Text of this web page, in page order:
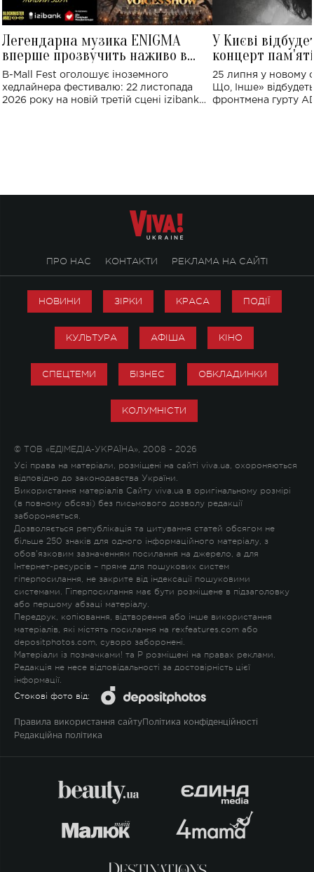
Легендарна музика ENIGMA
вперше прозвучить наживо в
Україні: де відбудеться концерт
B-Mall Fest оголошує іноземного
хедлайнера фестивалю: 22 листопада
2026 року на новій третій сцені izibank
У Києві
концерт
Клименка:
виконають
25 липня у новому
Що, Інше»
фронтмена гурту
ПРО НАС КОНТАКТИ РЕКЛАМА НА САЙТІ
НОВИНИ ЗІРКИ КРАСА ПОДІЇ
КУЛЬТУРА АФІША КІНО
СПЕЦТЕМИ БІЗНЕС ОБКЛАДИНКИ
КОЛУМНІСТИ
© ТОВ «ЕДІМЕДІА-УКРАЇНА», 2008 - 2026
Усі права на матеріали, розміщені на сайті viva.ua, охороняються
відповідно до законодавства України.
Використання матеріалів Сайту viva.ua в оригінальному розмірі
(в повному обсязі) без письмового дозволу редакції
забороняється.
Дозволяється републікація та цитування статей обсягом не
більше 250 знаків для одного інформаційного матеріалу, з
обов'язковим зазначенням посилання на джерело, а для
Інтернет-ресурсів – пряме для пошукових систем
гіперпосилання, не закрите від індексації пошуковими
системами. Гіперпосилання має бути розміщене в підзаголовку
або першому абзаці матеріалу.
Передрук, копіювання, відтворення або інше використання
матеріалів, які містять посилання на rexfeatures.com або
depositphotos.com, суворо заборонені.
Матеріали із позначками! та P розміщені на правах реклами.
Редакція не несе відповідальності за достовірність цієї
інформації.
Стокові фото від:
Правила використання сайту Політика конфіденційності
Редакційна політика